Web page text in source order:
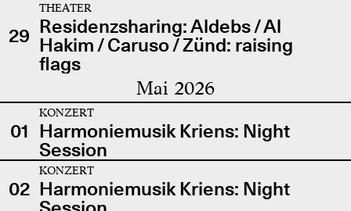
29
THEATER
Residenzsharing: Aldebs / Al
Hakim / Caruso / Zünd: raising
flags
Mai 2026
01
KONZERT
Harmoniemusik Kriens: Night
Session
02
KONZERT
Harmoniemusik Kriens: Night